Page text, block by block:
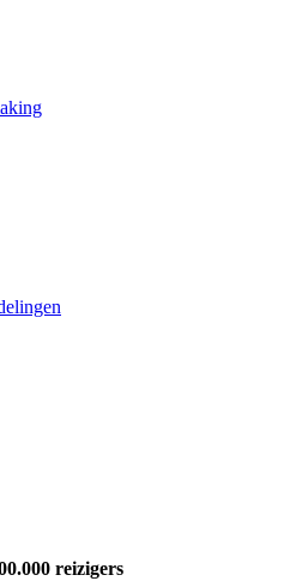
reizigers